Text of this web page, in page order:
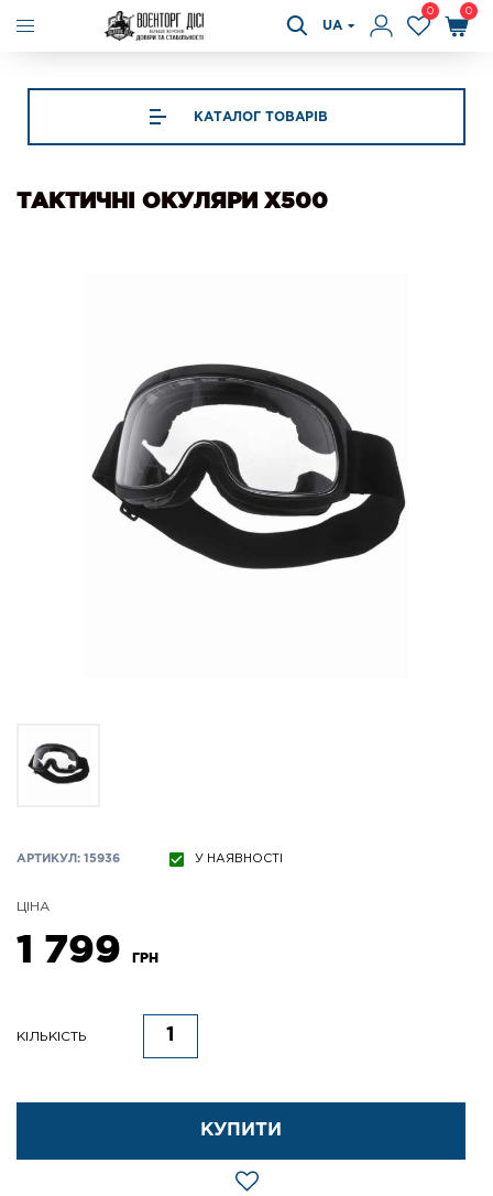
UA
0 0
КАТАЛОГ ТОВАРІВ
ТАКТИЧНІ ОКУЛЯРИ X500
АРТИКУЛ: 15936 У НАЯВНОСТІ
ЦІНА
1 799 ГРН
КІЛЬКІСТЬ
КУПИТИ